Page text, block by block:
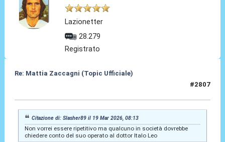
Lazionetter
28.279
Registrato
Re: Mattia Zaccagni (Topic Ufficiale)
#2807
Citazione di: Slasher89 il 19 Mar 2026, 08:13
Non vorrei essere ripetitivo ma qualcuno in società dovrebbe
chiedere conto del suo operato al dottor Italo Leo